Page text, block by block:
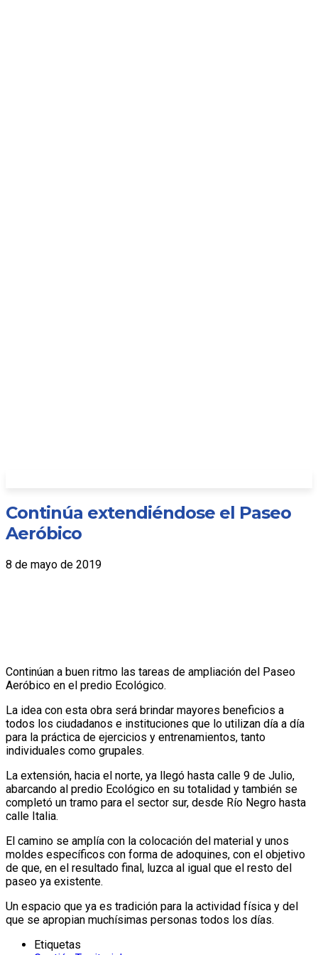
Continúa extendiéndose el Paseo
Aeróbico
8 de mayo de 2019
Continúan a buen ritmo las tareas de ampliación del Paseo
Aeróbico en el predio Ecológico.
La idea con esta obra será brindar mayores beneficios a
todos los ciudadanos e instituciones que lo utilizan día a día
para la práctica de ejercicios y entrenamientos, tanto
individuales como grupales.
La extensión, hacia el norte, ya llegó hasta calle 9 de Julio,
abarcando al predio Ecológico en su totalidad y también se
completó un tramo para el sector sur, desde Río Negro hasta
calle Italia.
El camino se amplía con la colocación del material y unos
moldes específicos con forma de adoquines, con el objetivo
de que, en el resultado final, luzca al igual que el resto del
paseo ya existente.
Un espacio que ya es tradición para la actividad física y del
que se apropian muchísimas personas todos los días.
Etiquetas